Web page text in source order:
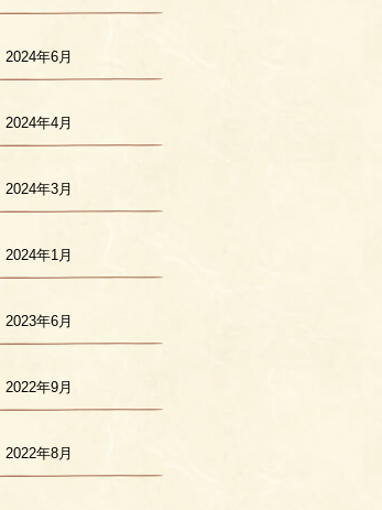
2024年6月
2024年4月
2024年3月
2024年1月
2023年6月
2022年9月
2022年8月